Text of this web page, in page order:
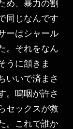
め、暴力の割
同じなんです
ーはシャール
。それをなん
うに頷きま
いいで済まさ
。嗚咽が許さ
セックスが救
。これで誰か